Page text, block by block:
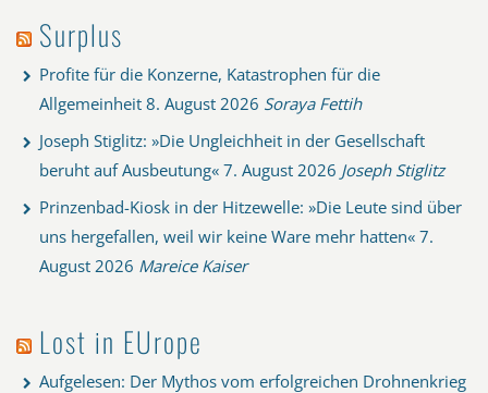
Surplus
Profite für die Konzerne, Katastrophen für die
Allgemeinheit 8. August 2026 Soraya Fettih
Joseph Stiglitz: »Die Ungleichheit in der Gesellschaft
beruht auf Ausbeutung« 7. August 2026 Joseph Stiglitz
Prinzenbad-Kiosk in der Hitzewelle: »Die Leute sind über
uns hergefallen, weil wir keine Ware mehr hatten« 7.
August 2026 Mareice Kaiser
Lost in EUrope
Aufgelesen: Der Mythos vom erfolgreichen Drohnenkrieg